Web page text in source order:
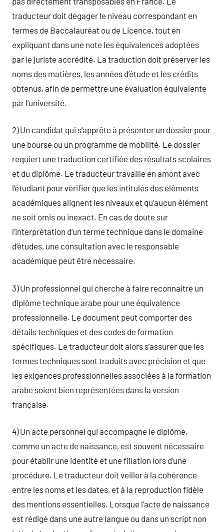
traducteur doit dégager le niveau correspondant en
termes de Baccalauréat ou de Licence, tout en
expliquant dans une note les équivalences adoptées
par le juriste accrédité. La traduction doit préserver les
noms des matières, les années d’étude et les crédits
obtenus, afin de permettre une évaluation équivalente
par l’université.
2) Un candidat qui s’apprête à présenter un dossier pour
une bourse ou un programme de mobilité. Le dossier
requiert une traduction certifiée des résultats scolaires
et du diplôme. Le traducteur travaille en amont avec
l’étudiant pour vérifier que les intitulés des éléments
académiques alignent les niveaux et qu’aucun élément
ne soit omis ou inexact. En cas de doute sur
l’interprétation d’un terme technique dans le domaine
d’études, une consultation avec le responsable
académique peut être nécessaire.
3) Un professionnel qui cherche à faire reconnaître un
diplôme technique arabe pour une équivalence
professionnelle. Le document peut comporter des
détails techniques et des codes de formation
spécifiques. Le traducteur doit alors s’assurer que les
termes techniques sont traduits avec précision et que
les exigences professionnelles associées à la formation
arabe soient bien représentées dans la version
française.
4) Un acte personnel qui accompagne le diplôme,
comme un acte de naissance, est souvent nécessaire
pour établir une identité et une filiation lors d’une
procédure. Le traducteur doit veiller à la cohérence
entre les noms et les dates, et à la reproduction fidèle
des mentions essentielles. Lorsque l’acte de naissance
est rédigé dans une autre langue ou dans un script non